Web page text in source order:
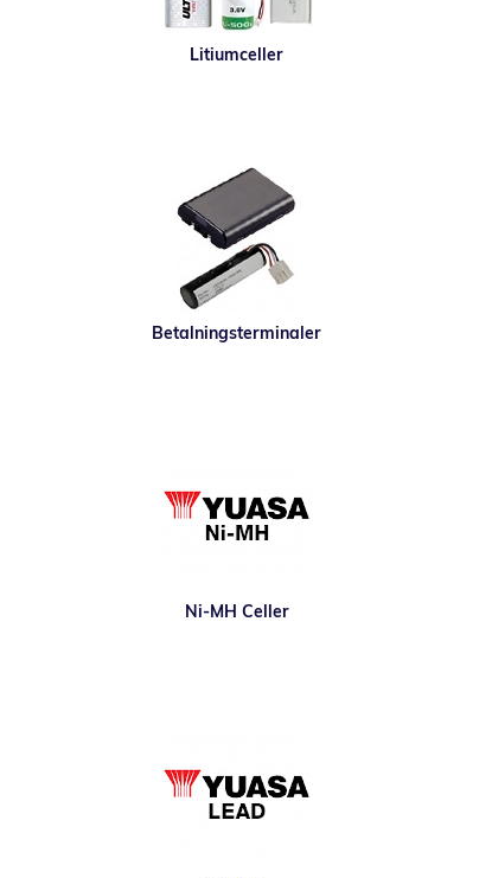
Litiumceller
Betalningsterminaler
Ni-MH Celler